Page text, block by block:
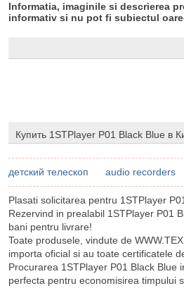
Informatia, imaginile si descrierea
informativ si nu pot fi subiectul
Купить 1STPlayer P01 Black Blue в
детский телескоп audio recorders
Plasati solicitarea pentru 1STPlayer
Rezervind in prealabil 1STPlayer P01
bani pentru livrare!
Toate produsele, vindute de
importa oficial si au toate certificatele
Procurarea 1STPlayer P01 Black Blue
perfecta pentru economisirea timpului